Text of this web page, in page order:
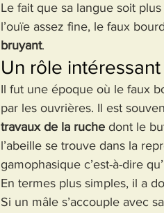
Le fait que sa langue soit
l’ouïe assez fine, le faux
bruyant.
Un rôle intéressant
Il fut une époque où le faux
par les ouvrières. Il est
travaux de la ruche dont le
l’abeille se trouve dans la
gamophasique c’est-à-dire
En termes plus simples, il a
Si un mâle s’accouple avec